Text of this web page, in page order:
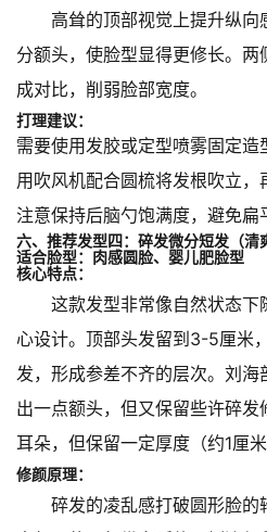
高耸的顶部视觉上提升纵
分额头，使脸型显得更修长。
成对比，削弱脸部宽度。
打理建议：
需要使用发胶或定型喷雾固定造
用吹风机配合圆梳将发根吹立，
注意保持后脑勺饱满度，避免扁
六、推荐发型四：碎发微分短发（清
适合脸型：肉感圆脸、婴儿肥脸型
核心特点：
这款发型非常像自然状态
心设计。顶部头发留到3-5厘米
发，形成参差不齐的层次。刘
出一点额头，但又保留些许碎
耳朵，但保留一定厚度（约1厘
修颜原理：
碎发的凌乱感打破圆形脸